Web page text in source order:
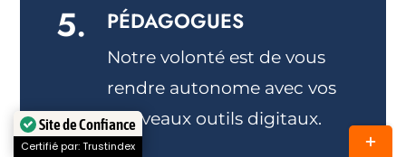
5. PÉDAGOGUES
Notre volonté est de vous
rendre autonome avec vos
nouveaux outils digitaux.
Site de Confiance
Certifié par: Trustindex